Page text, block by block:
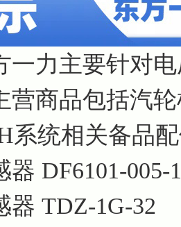
一力主要针对
营商品包括汽
系统相关备品
DF6101-005-
器 TDZ-1G-32